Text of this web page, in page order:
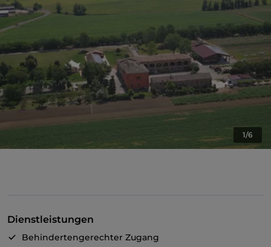
1/6
Dienstleistungen
Behindertengerechter Zugang